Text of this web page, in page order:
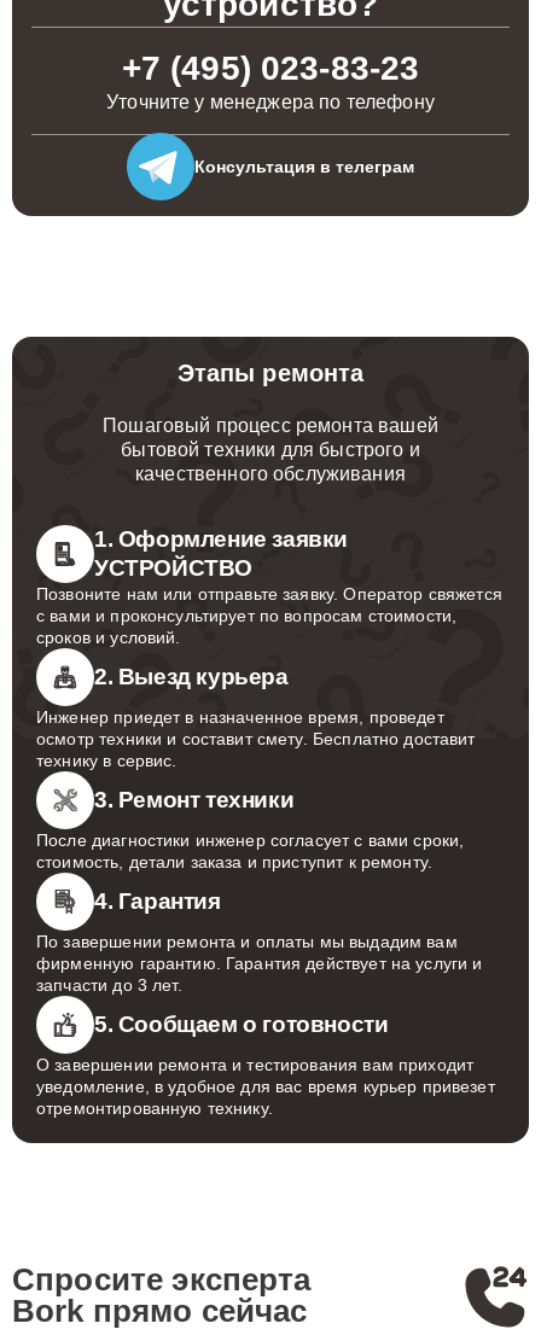
+7 (495) 023-83-23
Уточните у менеджера по телефону
Консультация в телеграм
Этапы ремонта
Пошаговый процесс ремонта вашей
бытовой техники для быстрого и
качественного обслуживания
1. Оформление заявки
УСТРОЙСТВО
Позвоните нам или отправьте заявку. Оператор свяжется
с вами и проконсультирует по вопросам стоимости,
сроков и условий.
2. Выезд курьера
Инженер приедет в назначенное время, проведет
осмотр техники и составит смету. Бесплатно доставит
технику в сервис.
3. Ремонт техники
После диагностики инженер согласует с вами сроки,
стоимость, детали заказа и приступит к ремонту.
4. Гарантия
По завершении ремонта и оплаты мы выдадим вам
фирменную гарантию. Гарантия действует на услуги и
запчасти до 3 лет.
5. Сообщаем о готовности
О завершении ремонта и тестирования вам приходит
уведомление, в удобное для вас время курьер привезет
отремонтированную технику.
Спросите эксперта
Bork прямо сейчас